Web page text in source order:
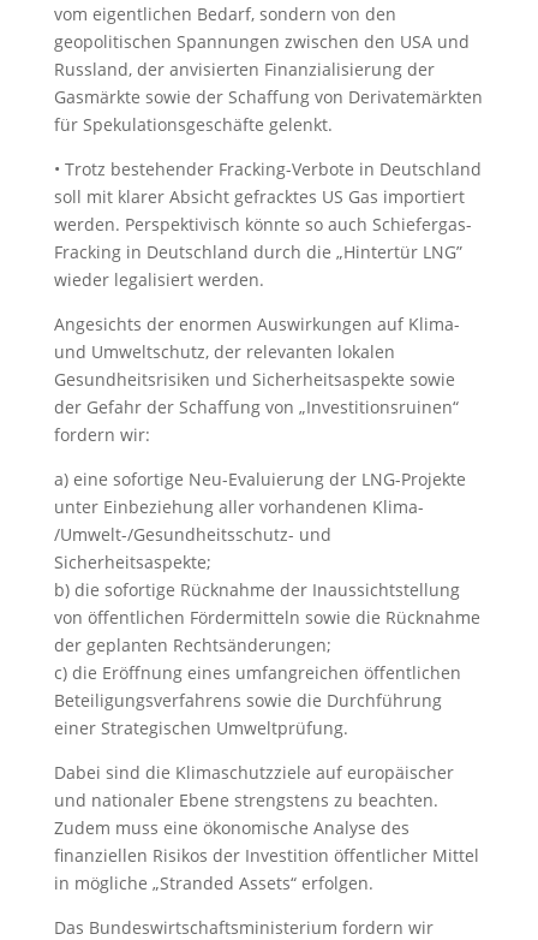
vom eigentlichen Bedarf, sondern von den
geopolitischen Spannungen zwischen den USA und
Russland, der anvisierten Finanzialisierung der
Gasmärkte sowie der Schaffung von Derivatemärkten
für Spekulationsgeschäfte gelenkt.
• Trotz bestehender Fracking-Verbote in Deutschland
soll mit klarer Absicht gefracktes US Gas importiert
werden. Perspektivisch könnte so auch Schiefergas-
Fracking in Deutschland durch die „Hintertür LNG”
wieder legalisiert werden.
Angesichts der enormen Auswirkungen auf Klima-
und Umweltschutz, der relevanten lokalen
Gesundheitsrisiken und Sicherheitsaspekte sowie
der Gefahr der Schaffung von „Investitionsruinen“
fordern wir:
a) eine sofortige Neu-Evaluierung der LNG-Projekte
unter Einbeziehung aller vorhandenen Klima-
/Umwelt-/Gesundheitsschutz- und
Sicherheitsaspekte;
b) die sofortige Rücknahme der Inaussichtstellung
von öffentlichen Fördermitteln sowie die Rücknahme
der geplanten Rechtsänderungen;
c) die Eröffnung eines umfangreichen öffentlichen
Beteiligungsverfahrens sowie die Durchführung
einer Strategischen Umweltprüfung.
Dabei sind die Klimaschutzziele auf europäischer
und nationaler Ebene strengstens zu beachten.
Zudem muss eine ökonomische Analyse des
finanziellen Risikos der Investition öffentlicher Mittel
in mögliche „Stranded Assets“ erfolgen.
Das Bundeswirtschaftsministerium fordern wir